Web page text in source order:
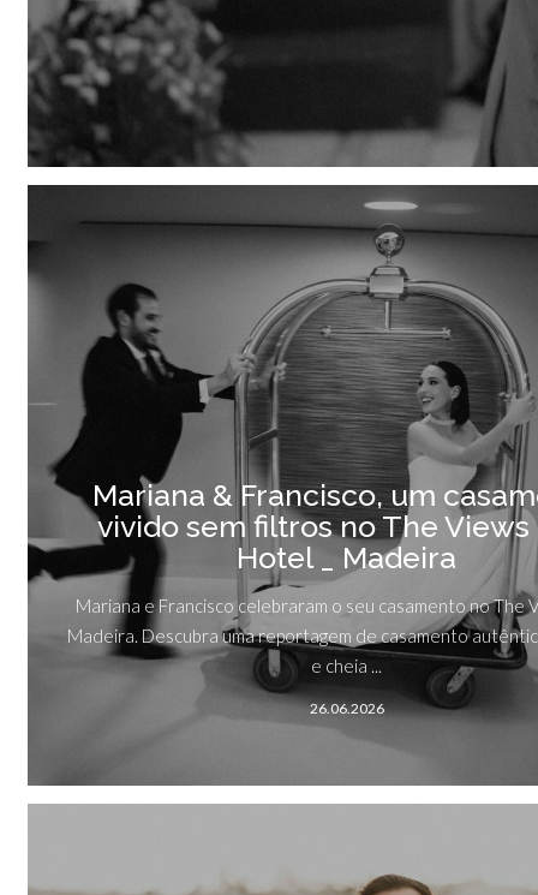
Mariana & Francisco, um
vivido sem filtros no The Views
Hotel _ Madeira
Mariana e Francisco celebraram o seu casamento no The
Madeira. Descubra uma reportagem de casamento
e cheia ...
26.06.2026